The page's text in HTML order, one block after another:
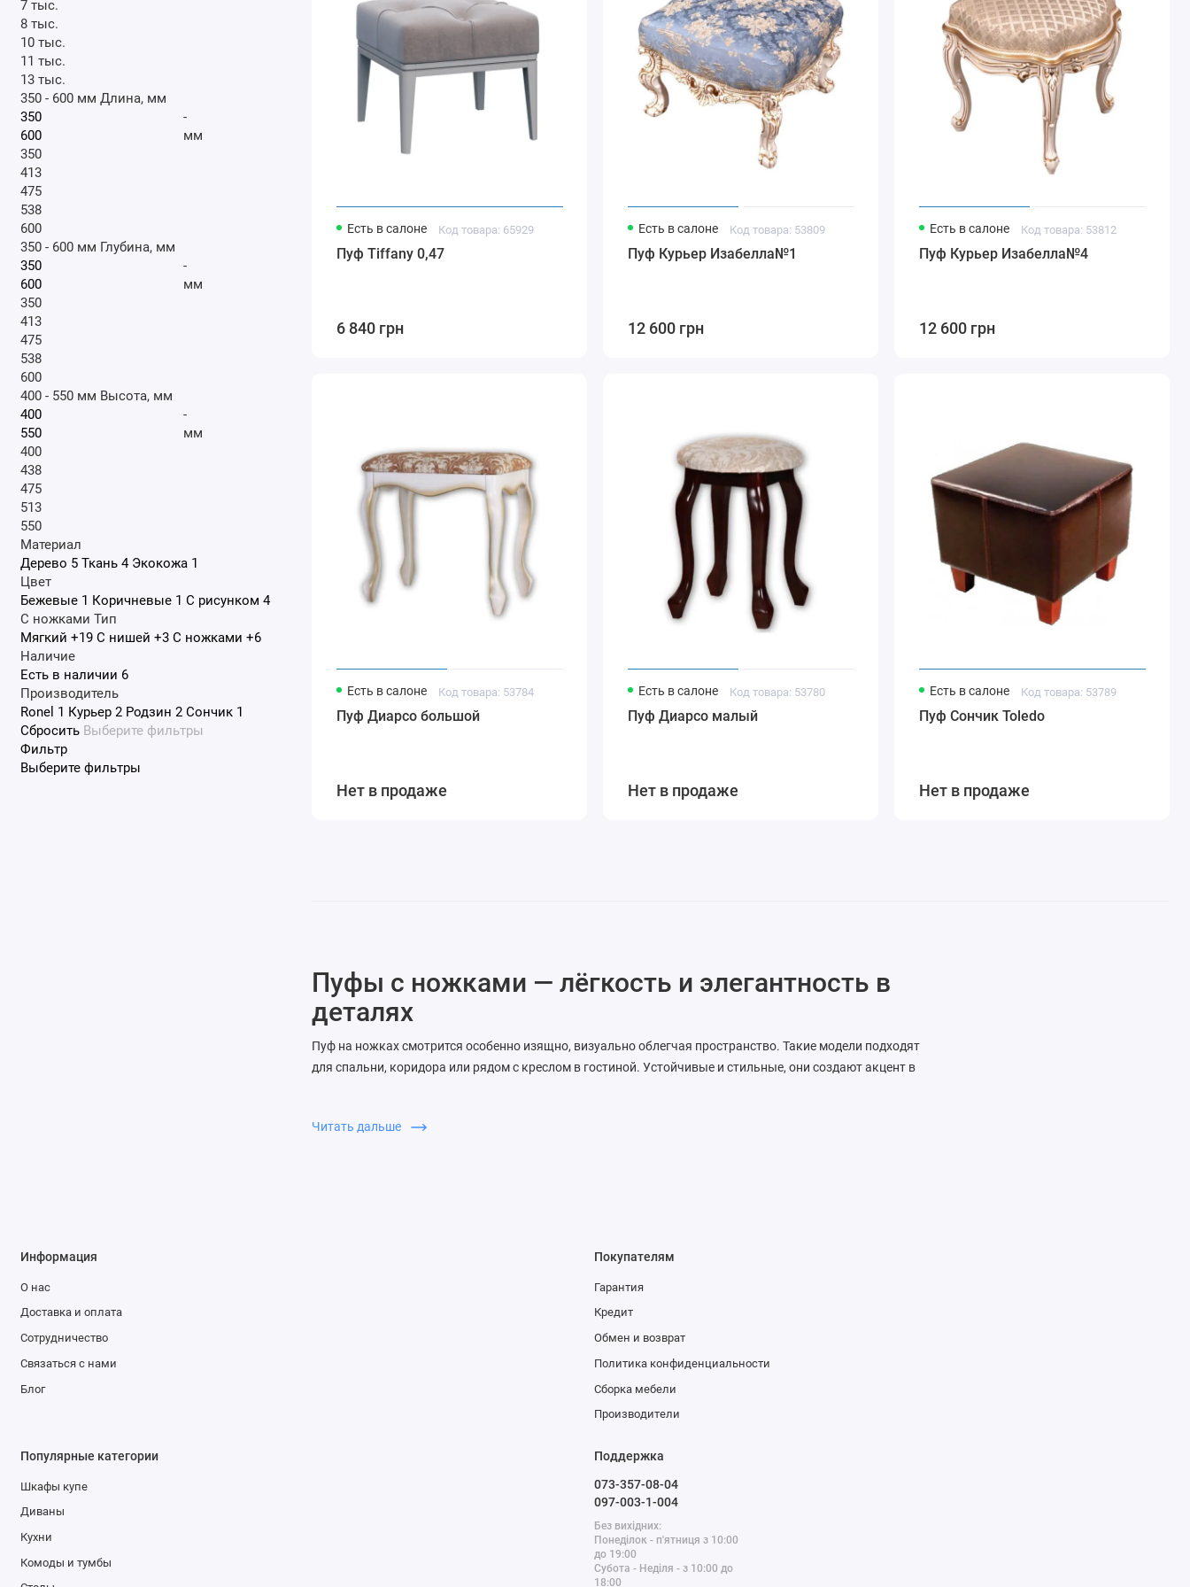
7 тыс.
8 тыс.
10 тыс.
11 тыс.
13 тыс.
350- 600мм Длина, мм
-
мм
350
413
475
538
600
350- 600мм Глубина, мм
-
мм
350
413
475
538
600
400- 550мм Высота, мм
-
мм
400
438
475
513
550
Материал
Дерево 5 Ткань 4 Экокожа 1
Цвет
Бежевые 1 Коричневые 1 С рисунком 4
С ножками Тип
Мягкий +19 С нишей +3 С ножками +6
Наличие
Есть в наличии 6
Производитель
Ronel 1 Курьер 2 Родзин 2 Сончик 1
Сбросить Выберите фильтры
Фильтр
Выберите фильтры
Пуфы с ножками — лёгкость и элегантность в
деталях
Пуф на ножках смотрится особенно изящно, визуально облегчая пространство. Такие модели подходят
для спальни, коридора или рядом с креслом в гостиной. Устойчивые и стильные, они создают акцент в
Высота: от 40 до 50 см
Читать дальше
Есть в салоне Код товара: 65929
Пуф Tiffany 0,47
6 840 грн
Есть в салоне Код товара: 53809
Пуф Курьер Изабелла№1
12 600 грн
Есть в салоне Код товара: 53812
Пуф Курьер Изабелла№4
12 600 грн
Есть в салоне Код товара: 53784
Пуф Диарсо большой
Нет в продаже
Есть в салоне Код товара: 53780
Пуф Диарсо малый
Нет в продаже
Есть в салоне Код товара: 53789
Пуф Сончик Toledo
Нет в продаже
Информация
О нас
Доставка и оплата
Сотрудничество
Связаться с нами
Блог
Покупателям
Гарантия
Кредит
Обмен и возврат
Политика конфиденциальности
Сборка мебели
Производители
Популярные категории
Шкафы купе
Диваны
Кухни
Комоды и тумбы
Поддержка
073-357-08-04
097-003-1-004
Без вихідних:
Понеділок - п'ятниця з 10:00
до 19:00
Субота - Неділя - з 10:00 до
18:00